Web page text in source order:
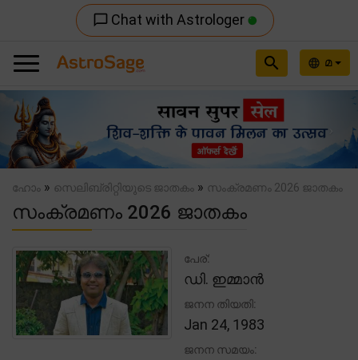
chat_bubble_outline Chat with Astrologer
language മ
search
Previous
ഹോം » സെലിബ്രിറ്റിയുടെ ജാതകം » സംക്രമണം 2026 ജാതകം
സംക്രമണം 2026 ജാതകം
പേര്:
ഡി. ഇമ്മാൻ
ജനന തിയതി:
Jan 24, 1983
ജനന സമയം: